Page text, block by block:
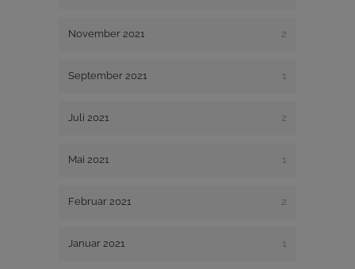
November 2021 2
September 2021 1
Juli 2021 2
Mai 2021 1
Februar 2021 2
Januar 2021 1